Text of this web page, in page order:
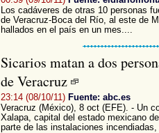
Los cadáveres de otras 10 personas
de Veracruz-Boca del Río, al este de
hallados en el país en un mes....
Sicarios matan a dos
de Veracruz
23:14 (08/10/11) Fuente: abc.es
Veracruz (México), 8 oct (EFE). - Un
Xalapa, capital del estado mexicano
parte de las instalaciones incendiadas,